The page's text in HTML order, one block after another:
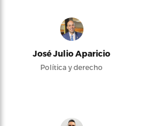
José Julio Aparicio
Política y derecho